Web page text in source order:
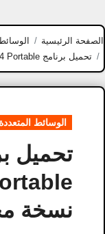
الصفحة الرئيسية
تحميل برنامج GOM Player 2.3.94.5364 Portable نسخة محمولة اخر اصدار
الوسائط المتعددة
نسخة